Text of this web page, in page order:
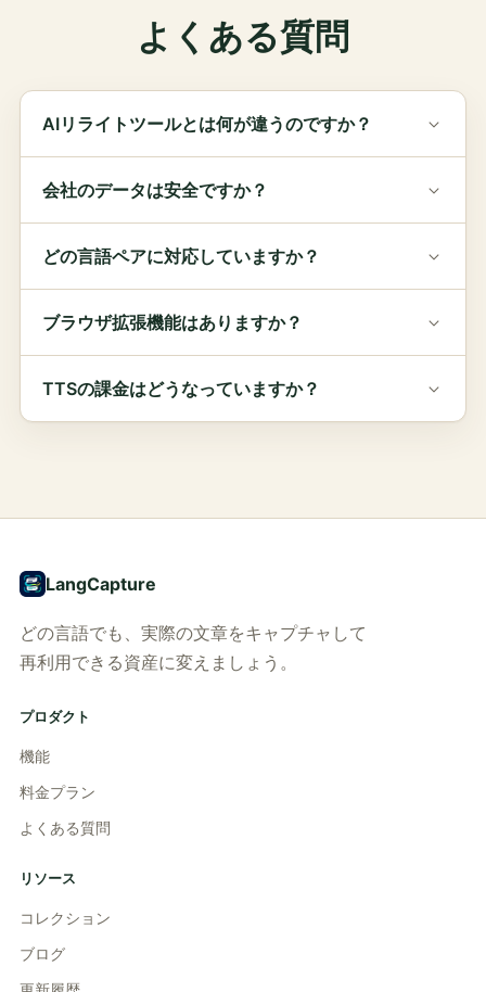
よくある質問
AIリライトツールとは何が違うのですか？
会社のデータは安全ですか？
どの言語ペアに対応していますか？
ブラウザ拡張機能はありますか？
TTSの課金はどうなっていますか？
LangCapture
どの言語でも、実際の文章をキャプチャして
再利用できる資産に変えましょう。
プロダクト
機能
料金プラン
よくある質問
リソース
コレクション
ブログ